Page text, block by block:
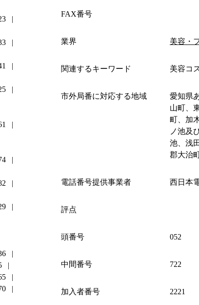
FAX番号
業界 美容・
関連するキーワード 美容コ
市外局番に対応する地域
愛知県
山町、
町、加
ノ池及
池、浅
郡大治
電話番号提供事業者 西日本
評点
頭番号 052
中間番号 722
加入者番号 2221